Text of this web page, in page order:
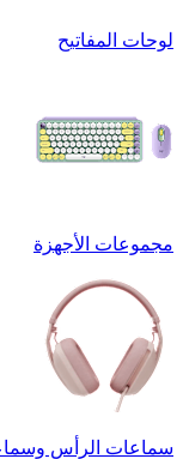
لوحات المفاتيح
مجموعات الأجهزة
سماعات الرأس